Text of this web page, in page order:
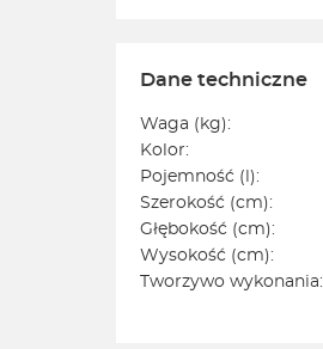
Dane techniczne
Waga (kg):
Kolor:
Pojemność (l):
Szerokość (cm):
Głębokość (cm):
Wysokość (cm):
Tworzywo wykonania: